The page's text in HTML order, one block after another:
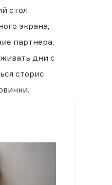
стол
экрана,
партнера,
дни с
сторис